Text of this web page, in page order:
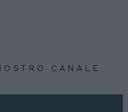
CANALE